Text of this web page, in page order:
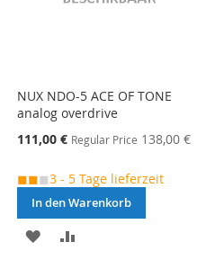
NUX NDO-5 ACE OF TONE
analog overdrive
Special
111,00 € Regular Price 138,00 €
◼◼◼3 - 5 Tage lieferzeit
In den Warenkorb
MERKEN